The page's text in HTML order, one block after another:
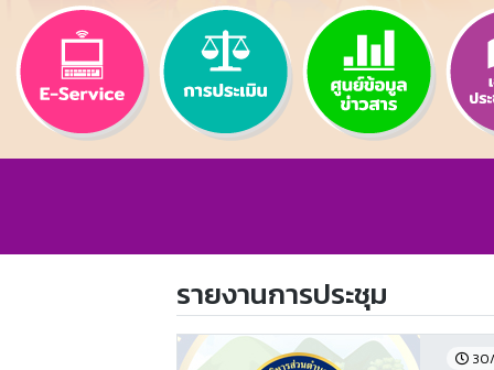
รายงานการประชุม
30/